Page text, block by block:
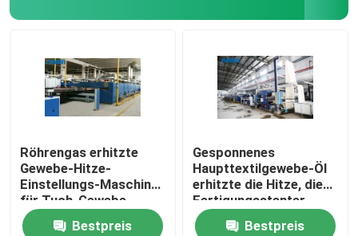
Röhrengas erhitzte
Gewebe-Hitze-
Einstellungs-Maschine
für Tuch-Gewebe
2200mm
Bestpreis
Gesponnenes
Haupttextilgewebe-Öl
erhitzte die Hitze, die
Fertigungsstenter-
Maschine einstellt
Bestpreis